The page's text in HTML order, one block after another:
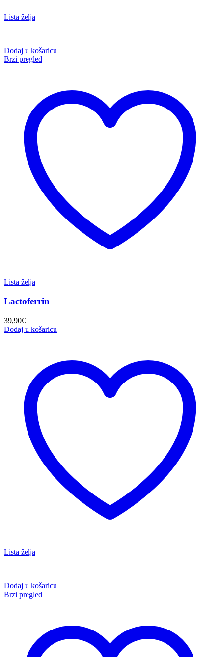
Lista želja
Dodaj u košaricu
Brzi pregled
Lista želja
Lactoferrin
39,90€
Dodaj u košaricu
Lista želja
Dodaj u košaricu
Brzi pregled